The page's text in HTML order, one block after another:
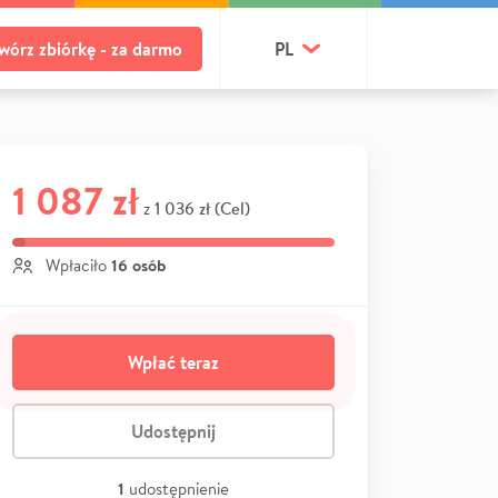
zbiórkę - za darmo PL
1 087 zł z 1 036 zł (Cel)
Wpłaciło 16 osób
Wpłać teraz
Udostępnij
1 udostępnienie